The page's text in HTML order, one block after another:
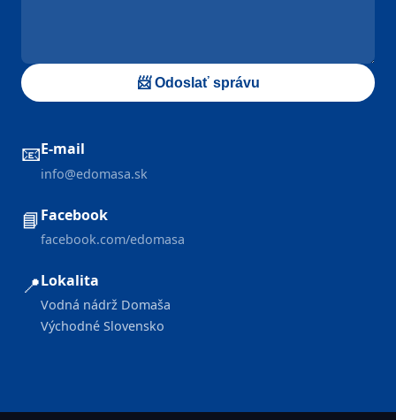
📨 Odoslať správu
📧E-mail
info@edomasa.sk
📘Facebook
facebook.com/edomasa
📍Lokalita
Vodná nádrž Domaša
Východné Slovensko